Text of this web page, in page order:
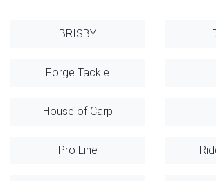
BRISBY
Forge Tackle
House of Carp
Pro Line